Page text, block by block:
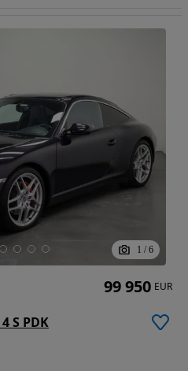
1 / 6
S PDK
99 950 EUR